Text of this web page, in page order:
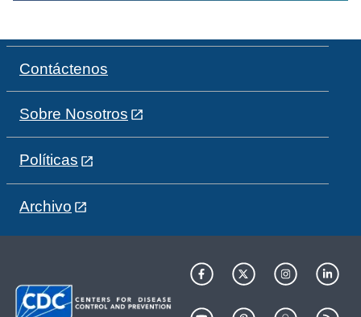
Contáctenos
Sobre Nosotros
Políticas
Archivo